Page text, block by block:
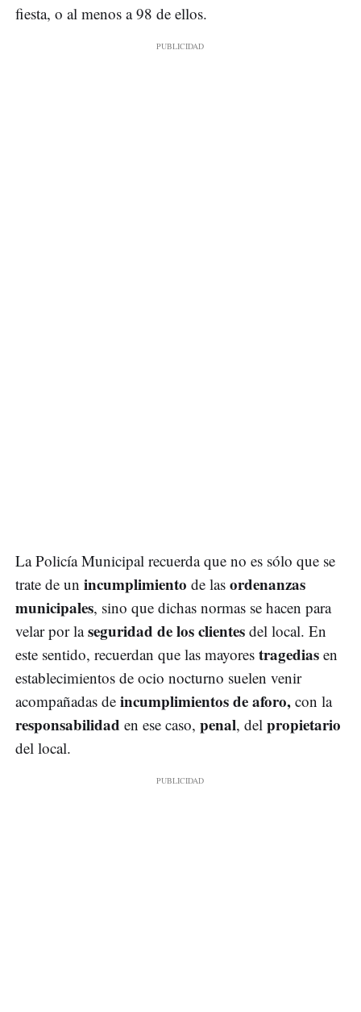
fiesta, o al menos a 98 de ellos.
La Policía Municipal recuerda que no es sólo que se
trate de un incumplimiento de las ordenanzas
municipales, sino que dichas normas se hacen para
velar por laseguridad de los clientes del local. En
este sentido, recuerdan que las mayores tragedias en
establecimientos de ocio nocturno suelen venir
acompañadas de incumplimientos de aforo, con la
responsabilidad en ese caso, penal, del propietario
del local.